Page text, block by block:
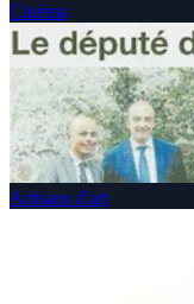
Cinéma
Artisans d'art